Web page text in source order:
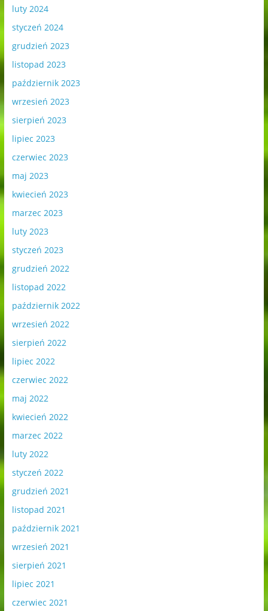
luty 2024
styczeń 2024
grudzień 2023
listopad 2023
październik 2023
wrzesień 2023
sierpień 2023
lipiec 2023
czerwiec 2023
maj 2023
kwiecień 2023
marzec 2023
luty 2023
styczeń 2023
grudzień 2022
listopad 2022
październik 2022
wrzesień 2022
sierpień 2022
lipiec 2022
czerwiec 2022
maj 2022
kwiecień 2022
marzec 2022
luty 2022
styczeń 2022
grudzień 2021
listopad 2021
październik 2021
wrzesień 2021
sierpień 2021
lipiec 2021
czerwiec 2021